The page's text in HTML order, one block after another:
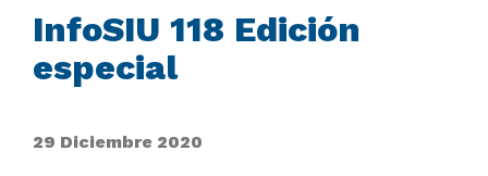
InfoSIU 118 Edición
especial
29 Diciembre 2020